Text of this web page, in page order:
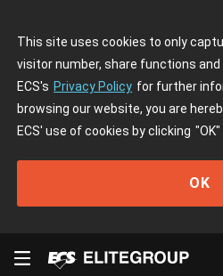
This site uses cookies to only
visitor number, share functions
ECS's Privacy Policy for further
browsing our website, you are
ECS' use of cookies by clicking "OK"
OK